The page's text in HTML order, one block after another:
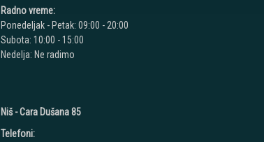
Radno vreme:
Ponedeljak - Petak: 09:00 - 20:00
Subota: 10:00 - 15:00
Nedelja: Ne radimo
Niš - Cara Dušana 85
Telefoni: